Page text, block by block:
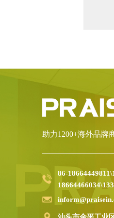
助力1200+海外品牌
86-